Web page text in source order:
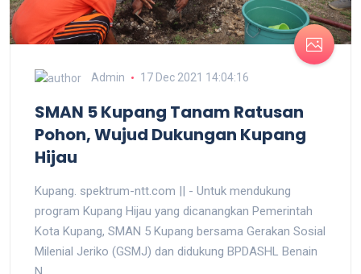
Admin 17 Dec 2021 14:04:16
SMAN 5 Kupang Tanam Ratusan
Pohon, Wujud Dukungan Kupang
Hijau
Kupang. spektrum-ntt.com || - Untuk mendukung
program Kupang Hijau yang dicanangkan Pemerintah
Kota Kupang, SMAN 5 Kupang bersama Gerakan Sosial
Milenial Jeriko (GSMJ) dan didukung BPDASHL Benain